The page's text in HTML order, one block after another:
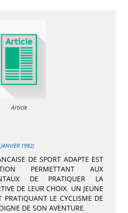
Article
1992)
DE SPORT ADAPTE EST
PERMETTANT AUX
DE PRATIQUER LA
DE LEUR CHOIX. UN JEUNE
LE CYCLISME DE
DE SON AVENTURE.